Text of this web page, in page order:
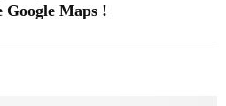
Google Maps !